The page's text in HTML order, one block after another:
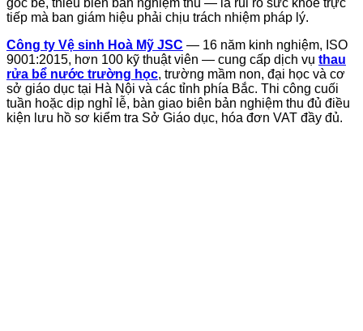
tiếp mà ban giám hiệu phải chịu trách nhiệm pháp lý.
Công ty Vệ sinh Hoà Mỹ JSC — 16 năm kinh nghiệm, ISO
9001:2015, hơn 100 kỹ thuật viên — cung cấp dịch vụ thau
rửa bể nước trường học, trường mầm non, đại học và cơ
sở giáo dục tại Hà Nội và các tỉnh phía Bắc. Thi công cuối
tuần hoặc dịp nghỉ lễ, bàn giao biên bản nghiệm thu đủ điều
kiện lưu hồ sơ kiểm tra Sở Giáo dục, hóa đơn VAT đầy đủ.